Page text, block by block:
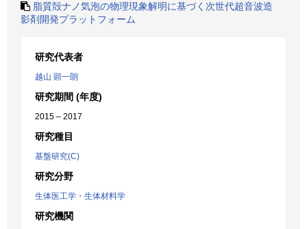
脂質殻ナノ気泡の物理現象解明に基づく次世代超音波造
影剤開発プラットフォーム
研究代表者
越山 顕一朗
研究期間 (年度)
2015 – 2017
研究種目
基盤研究(C)
研究分野
生体医工学・生体材料学
研究機関